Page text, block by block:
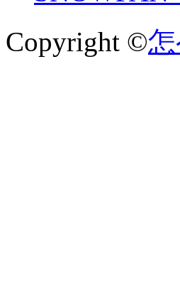
Copyright ©